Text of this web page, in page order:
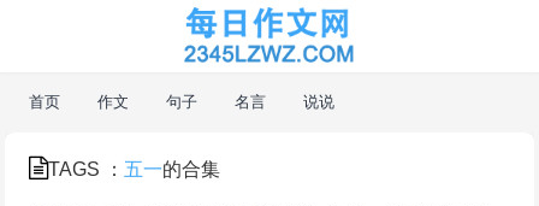
首页 作文 句子 名言 说说
TAGS ： 五一的合集